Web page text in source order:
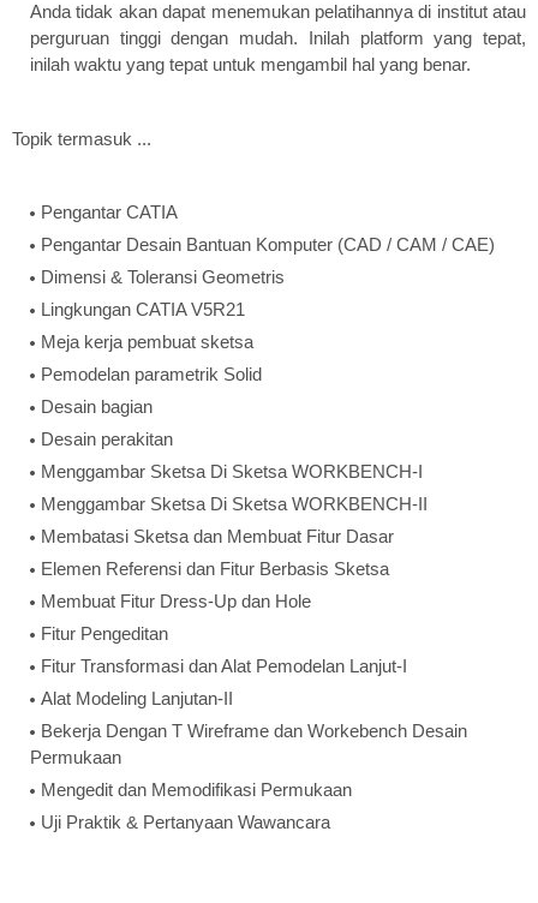
Anda tidak akan dapat menemukan pelatihannya di institut atau
perguruan tinggi dengan mudah. Inilah platform yang tepat,
inilah waktu yang tepat untuk mengambil hal yang benar.
Topik termasuk ...
Pengantar CATIA
Pengantar Desain Bantuan Komputer (CAD / CAM / CAE)
Dimensi & Toleransi Geometris
Lingkungan CATIA V5R21
Meja kerja pembuat sketsa
Pemodelan parametrik Solid
Desain bagian
Desain perakitan
Menggambar Sketsa Di Sketsa WORKBENCH-I
Menggambar Sketsa Di Sketsa WORKBENCH-II
Membatasi Sketsa dan Membuat Fitur Dasar
Elemen Referensi dan Fitur Berbasis Sketsa
Membuat Fitur Dress-Up dan Hole
Fitur Pengeditan
Fitur Transformasi dan Alat Pemodelan Lanjut-I
Alat Modeling Lanjutan-II
Bekerja Dengan T Wireframe dan Workebench Desain
Permukaan
Mengedit dan Memodifikasi Permukaan
Uji Praktik & Pertanyaan Wawancara